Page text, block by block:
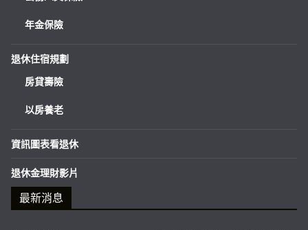
年金保險
退休住宿規劃
房貸壽險
以房養老
資訊圖表看退休
退休金理財影片
最新消息